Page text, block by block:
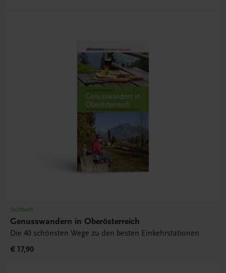
Sachbuch
Genusswandern in Oberösterreich
Die 40 schönsten Wege zu den besten Einkehrstationen
€ 17,90